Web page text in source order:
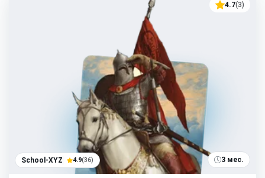
4.7(3)
School-XYZ 4.9(36) 3 мес.